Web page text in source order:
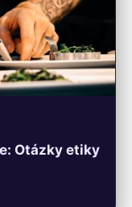
Otázky etiky